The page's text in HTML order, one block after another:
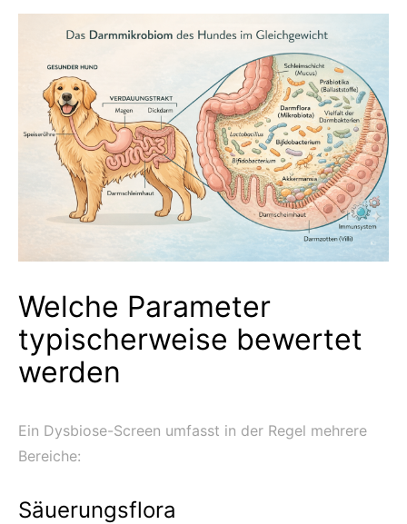
Welche Parameter
typischerweise bewertet
werden
Ein Dysbiose-Screen umfasst in der Regel mehrere
Bereiche:
Säuerungsflora